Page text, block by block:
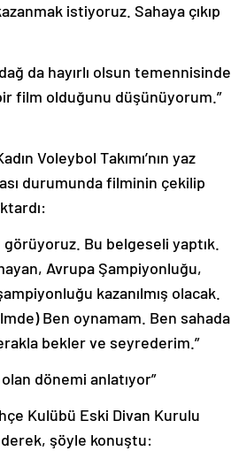
istiyoruz. Sahaya çıkıp
da hayırlı olsun temennisinde
film olduğunu düşünüyorum.”
Voleybol Takımı’nın yaz
durumunda filminin çekilip
görüyoruz. Bu belgeseli yaptık.
Avrupa Şampiyonluğu,
kazanılmış olacak.
Ben oynamam. Ben sahada
bekler ve seyrederim.”
dönemi anlatıyor”
Kulübü Eski Divan Kurulu
şöyle konuştu: